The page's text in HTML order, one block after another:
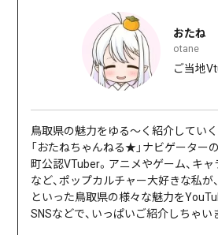
おたね
otane
ご当地
鳥取県の魅力をゆる〜く紹介してい
「おたねちゃんねる★」ナビゲーター
町公認VTuber。アニメやゲーム、キ
など、ポップカルチャー大好きな私が、
といった鳥取県の様々な魅力を
SNSなどで、いっぱいご紹介しちゃ